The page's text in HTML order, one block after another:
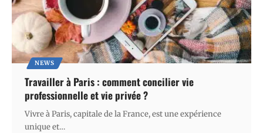
NEWS
Travailler à Paris : comment concilier vie
professionnelle et vie privée ?
Vivre à Paris, capitale de la France, est une expérience
unique et…